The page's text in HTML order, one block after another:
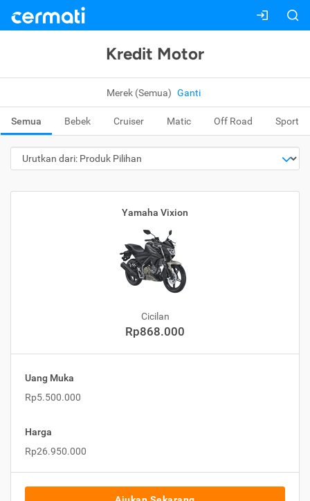
Kredit Motor
Merek (Semua) Ganti
Semua Bebek Cruiser Matic Off Road Sport
Yamaha Vixion
Cicilan
Rp868.000
Uang Muka
Rp5.500.000
Harga
Rp26.950.000